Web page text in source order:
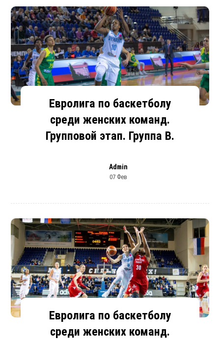
Евролига по баскетболу
среди женских команд.
Групповой этап. Группа В.
Admin
07 Фев
Евролига по баскетболу
среди женских команд.